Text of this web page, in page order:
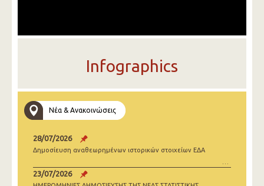
Infographics
Νέα & Ανακοινώσεις
28/07/2026
Δημοσίευση αναθεωρημένων ιστορικών στοιχείων ΕΔΑ
23/07/2026